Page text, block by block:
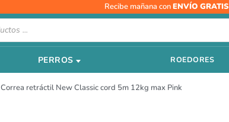
Recibe mañana conENVÍO GRATIS
PERROS ROEDORES
Correa retráctil New Classic cord 5m 12kg max Pink